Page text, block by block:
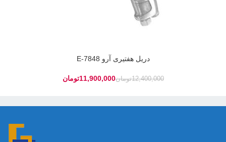
دریل هفتیری آرو 7848-E
12,400,000تومان11,900,000تومان